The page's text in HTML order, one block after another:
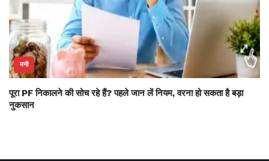
मनी
पूरा PF निकालने की सोच रहे हैं? पहले जान लें नियम, वरना हो सकता है बड़ा
नुकसान